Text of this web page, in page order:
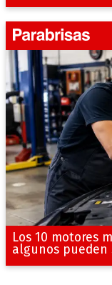
Los 10 motores
algunos pueden